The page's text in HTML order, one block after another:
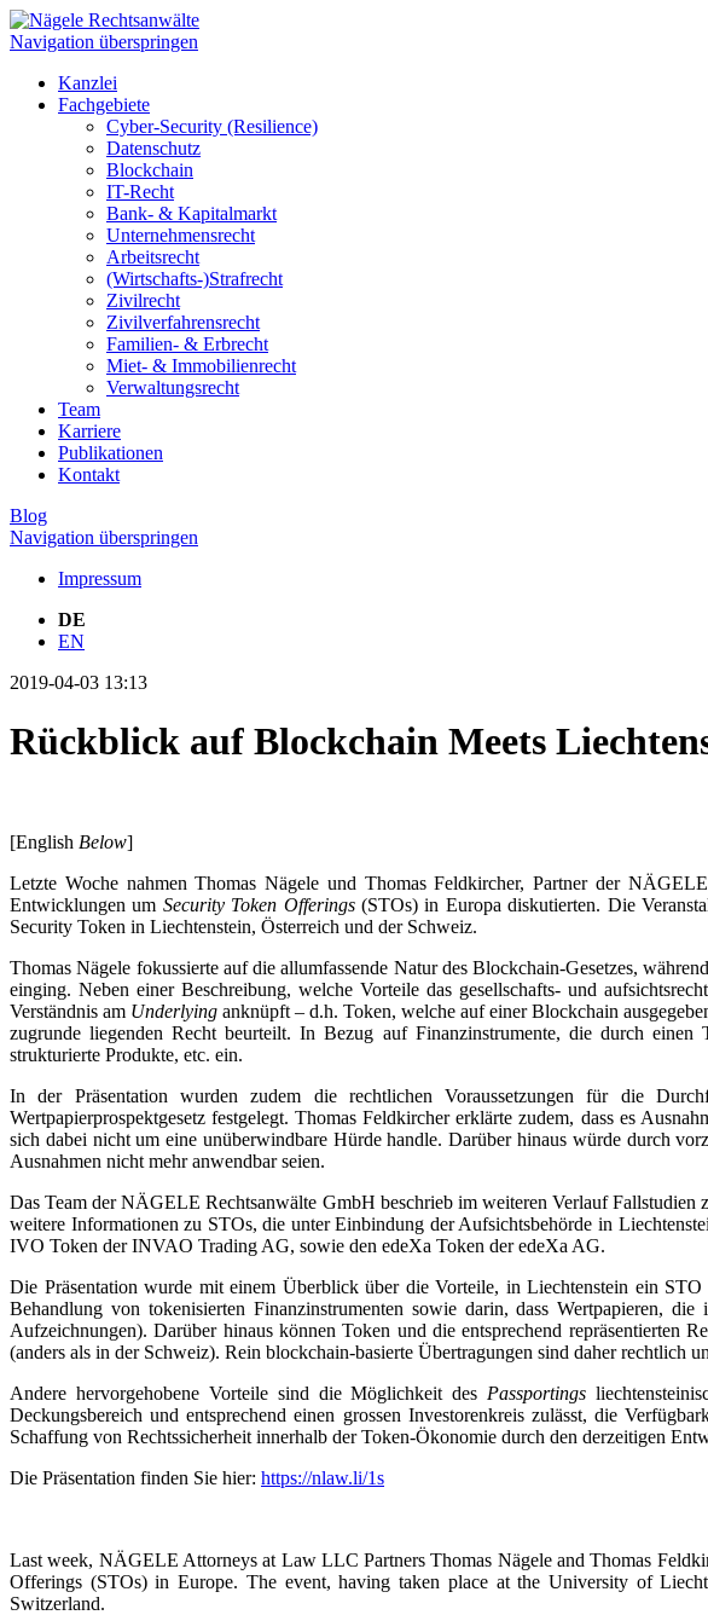
Navigation überspringen
Kanzlei
Fachgebiete
Cyber-Security (Resilience)
Datenschutz
Blockchain
IT-Recht
Bank- & Kapitalmarkt
Unternehmensrecht
Arbeitsrecht
(Wirtschafts-)Strafrecht
Zivilrecht
Zivilverfahrensrecht
Familien- & Erbrecht
Miet- & Immobilienrecht
Verwaltungsrecht
Team
Karriere
Publikationen
Kontakt
Blog
Navigation überspringen
Impressum
DE
EN
2019-04-03 13:13
Rückblick auf Blockchain Meets
[English Below]
Letzte Woche nahmen Thomas Nägele und Thomas Feldkircher, Partner der
Entwicklungen um Security Token Offerings(STOs) in Europa diskutierten. Die
Security Token in Liechtenstein, Österreich und der Schweiz.
Thomas Nägele fokussierte auf die allumfassende Natur des Blockchain-Gesetzes,
einging. Neben einer Beschreibung, welche Vorteile das gesellschafts- und
Verständnis am Underlyinganknüpft – d.h. Token, welche auf einer Blockchain
zugrunde liegenden Recht beurteilt. In Bezug auf Finanzinstrumente, die durch
strukturierte Produkte, etc. ein.
In der Präsentation wurden zudem die rechtlichen Voraussetzungen für die
Wertpapierprospektgesetz festgelegt. Thomas Feldkircher erklärte zudem, dass es
sich dabei nicht um eine unüberwindbare Hürde handle. Darüber hinaus würde durch
Ausnahmen nicht mehr anwendbar seien.
Das Team der NÄGELE Rechtsanwälte GmbH beschrieb im weiteren Verlauf
weitere Informationen zu STOs, die unter Einbindung der Aufsichtsbehörde in
IVO Token der INVAO Trading AG, sowie den edeXa Token der edeXa AG.
Die Präsentation wurde mit einem Überblick über die Vorteile, in Liechtenstein ein
Behandlung von tokenisierten Finanzinstrumenten sowie darin, dass Wertpapieren,
Aufzeichnungen). Darüber hinaus können Token und die entsprechend repräsentierten
(anders als in der Schweiz). Rein blockchain-basierte Übertragungen sind daher rechtlich
Andere hervorgehobene Vorteile sind die Möglichkeit des Passportings
Deckungsbereich und entsprechend einen grossen Investorenkreis zulässt, die
Schaffung von Rechtssicherheit innerhalb der Token-Ökonomie durch den derzeitigen
Die Präsentation finden Sie hier: https://nlaw.li/1s
Last week, NÄGELE Attorneys at Law LLC Partners Thomas Nägele and Thomas
Offerings (STOs) in Europe. The event, having taken place at the University of
Switzerland.